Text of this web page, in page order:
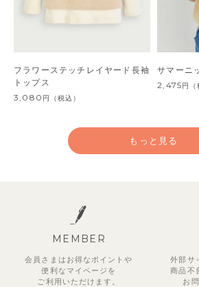
フラワーステッチレイヤード長袖
トップス
3,080 円 （税込）
サマーニ
2,475円
もっと見る
MEMBER
会員さまはお得なポイントや
便利な マイページを
ご利用いただけます。
外部サ
商品不
お